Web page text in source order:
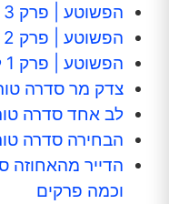
הפשוטע | פרק 3 לצפייה
הפשוטע | פרק 2 לצפייה
הפשוטע | פרק 1 לצפייה – לא רק שחורדינית
צדק מר סדרה
לב אחד סדרה
הבחירה סדרה
הדייר מהאחוזה
וכמה פרקים